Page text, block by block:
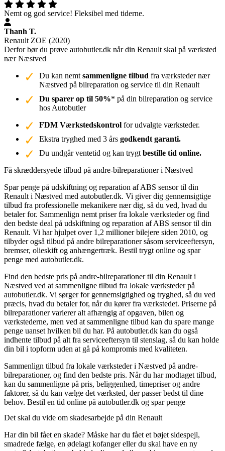
Nemt og god service! Fleksibel med tiderne.
Thanh T.
Renault ZOE (2020)
Derfor bør du prøve autobutler.dk når din Renault skal på værksted
nær Næstved
Du kan nemt sammenligne tilbud fra værksteder nær
Næstved på bilreparation og service til din Renault
Du sparer op til 50%* på din bilreparation og service
hos Autobutler
FDM Værkstedskontrol for udvalgte værksteder.
Ekstra tryghed med 3 års godkendt garanti.
Du undgår ventetid og kan trygt bestille tid online.
Få skræddersyede tilbud på andre-bilreparationer i Næstved
Spar penge på udskiftning og reparation af ABS sensor til din
Renault i Næstved med autobutler.dk. Vi giver dig gennemsigtige
tilbud fra professionelle mekanikere nær dig, så du ved, hvad du
betaler for. Sammenlign nemt priser fra lokale værksteder og find
den bedste deal på udskiftning og reparation af ABS sensor til din
Renault. Vi har hjulpet over 1,2 millioner bilejere siden 2010, og
tilbyder også tilbud på andre bilreparationer såsom serviceeftersyn,
bremser, olieskift og anhængertræk. Bestil trygt online og spar
penge med autobutler.dk.
Find den bedste pris på andre-bilreparationer til din Renault i
Næstved ved at sammenligne tilbud fra lokale værksteder på
autobutler.dk. Vi sørger for gennemsigtighed og tryghed, så du ved
præcis, hvad du betaler for, når du kører fra værkstedet. Priserne på
bilreparationer varierer alt afhængig af opgaven, bilen og
værkstederne, men ved at sammenligne tilbud kan du spare mange
penge uanset hvilken bil du har. På autobutler.dk kan du også
indhente tilbud på alt fra serviceeftersyn til stenslag, så du kan holde
din bil i topform uden at gå på kompromis med kvaliteten.
Sammenlign tilbud fra lokale værksteder i Næstved på andre-
bilreparationer, og find den bedste pris. Når du har modtaget tilbud,
kan du sammenligne på pris, beliggenhed, timepriser og andre
faktorer, så du kan vælge det værksted, der passer bedst til dine
behov. Bestil en tid online på autobutler.dk og spar penge
Det skal du vide om skadesarbejde på din Renault
Har din bil fået en skade? Måske har du fået et bøjet sidespejl,
smadrede fælge, en ødelagt kofanger eller du skal have en ny